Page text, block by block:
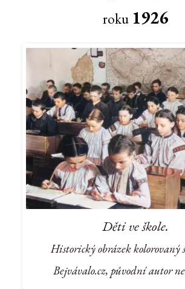
roku 1926
Děti ve škole.
Historický obrázek kolorovaný
Bejvávalo.cz, původní autor